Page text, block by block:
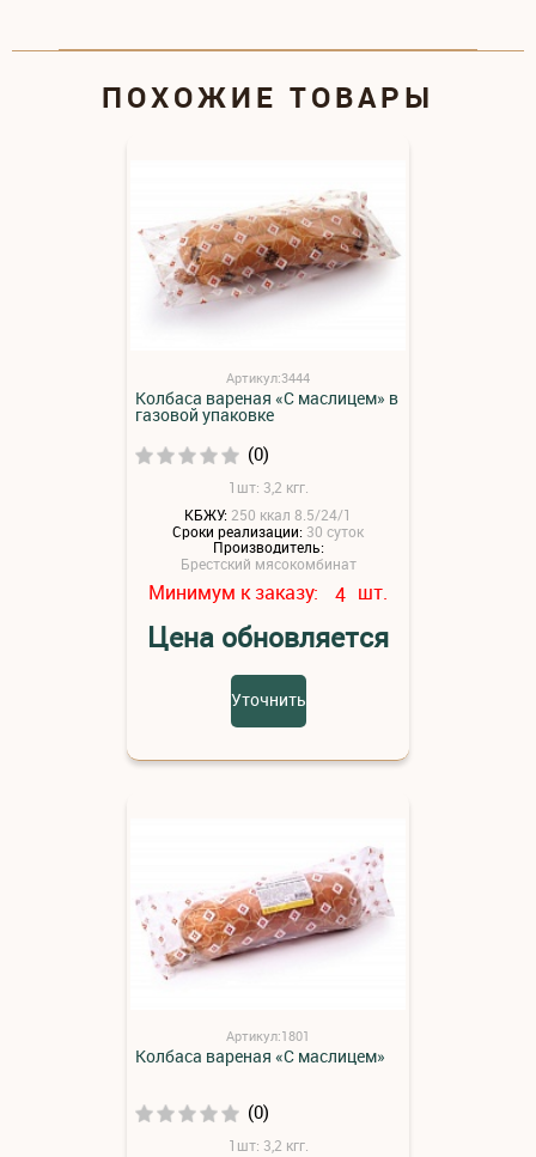
ПОХОЖИЕ ТОВАРЫ
Артикул:3444
Колбаса вареная «С маслицем» в
газовой упаковке
(0)
1шт: 3,2 кгг.
КБЖУ: 250 ккал 8.5/24/1
Сроки реализации: 30 суток
Производитель:
Брестский мясокомбинат
Минимум к заказу: 4 шт.
Цена обновляется
Уточнить
Артикул:1801
Колбаса вареная «С маслицем»
(0)
1шт: 3,2 кгг.